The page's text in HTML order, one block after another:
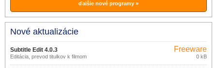
ďalšie nové programy »
Nové aktualizácie
Subtitle Edit 4.0.3
Editácia, prevod titulkov k filmom
Freeware
0 kB